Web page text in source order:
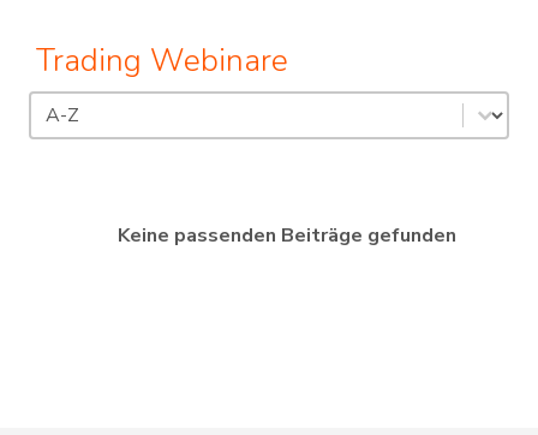
Trading Webinare
Sortierung
Sort content
Keine passenden Beiträge gefunden